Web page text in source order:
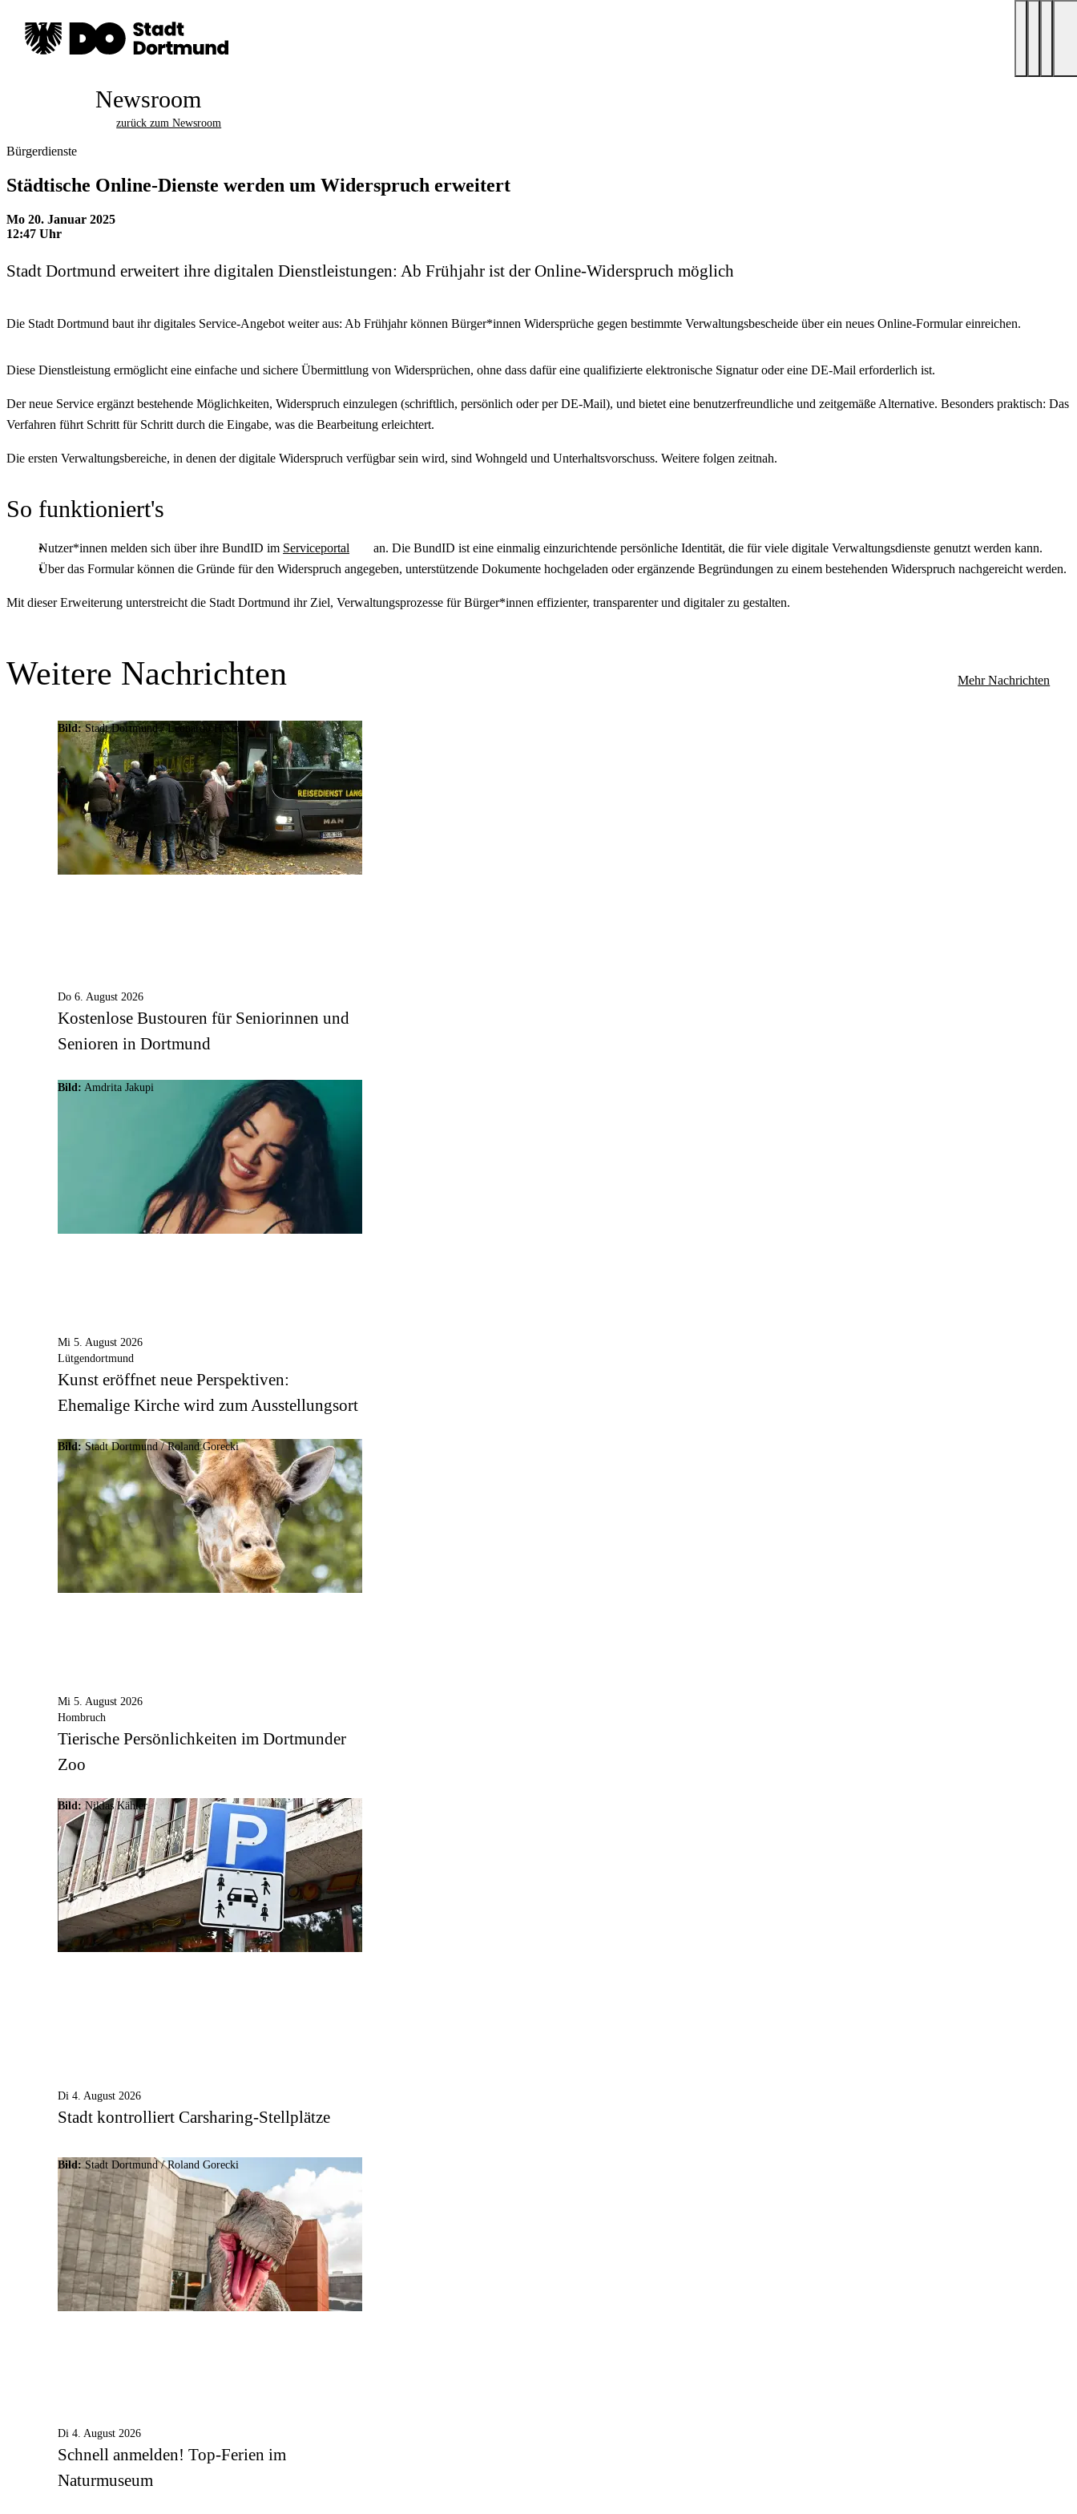
Newsroom
zurück zum Newsroom
Bürgerdienste
Städtische Online-Dienste werden um Widerspruch erweitert
Mo 20. Januar 2025
12:47 Uhr
Stadt Dortmund erweitert ihre digitalen Dienstleistungen: Ab Frühjahr ist der Online-Widerspruch möglich
Die Stadt Dortmund baut ihr digitales Service-Angebot weiter aus: Ab Frühjahr können Bürger*innen Widersprüche gegen bestimmte Verwaltungsbescheide über ein neues Online-Formular einreichen.
Diese Dienstleistung ermöglicht eine einfache und sichere Übermittlung von Widersprüchen, ohne dass dafür eine qualifizierte elektronische Signatur oder eine DE-Mail erforderlich ist.
Der neue Service ergänzt bestehende Möglichkeiten, Widerspruch einzulegen (schriftlich, persönlich oder per DE-Mail), und bietet eine benutzerfreundliche und zeitgemäße Alternative. Besonders praktisch: Das
Verfahren führt Schritt für Schritt durch die Eingabe, was die Bearbeitung erleichtert.
Die ersten Verwaltungsbereiche, in denen der digitale Widerspruch verfügbar sein wird, sind Wohngeld und Unterhaltsvorschuss. Weitere folgen zeitnah.
So funktioniert's
Nutzer*innen melden sich über ihre BundID im Serviceportal
an. Die BundID ist eine einmalig einzurichtende persönliche Identität, die für viele digitale Verwaltungsdienste genutzt werden kann.
Über das Formular können die Gründe für den Widerspruch angegeben, unterstützende Dokumente hochgeladen oder ergänzende Begründungen zu einem bestehenden Widerspruch nachgereicht werden.
Mit dieser Erweiterung unterstreicht die Stadt Dortmund ihr Ziel, Verwaltungsprozesse für Bürger*innen effizienter, transparenter und digitaler zu gestalten.
Weitere Nachrichten Mehr Nachrichten
Bild: Stadt Dortmund / Leonardo Hering
Do 6. August 2026
Kostenlose Bustouren für Seniorinnen und
Senioren in Dortmund
Bild: Amdrita Jakupi
Mi 5. August 2026
Lütgendortmund
Kunst eröffnet neue Perspektiven:
Ehemalige Kirche wird zum Ausstellungsort
Bild:Stadt Dortmund / Roland Gorecki
Mi 5. August 2026
Hombruch
Tierische Persönlichkeiten im Dortmunder
Zoo
Bild: Niklas Kähler
Di 4. August 2026
Stadt kontrolliert Carsharing-Stellplätze
Bild:Stadt Dortmund / Roland Gorecki
Di 4. August 2026
Schnell anmelden! Top-Ferien im
Naturmuseum